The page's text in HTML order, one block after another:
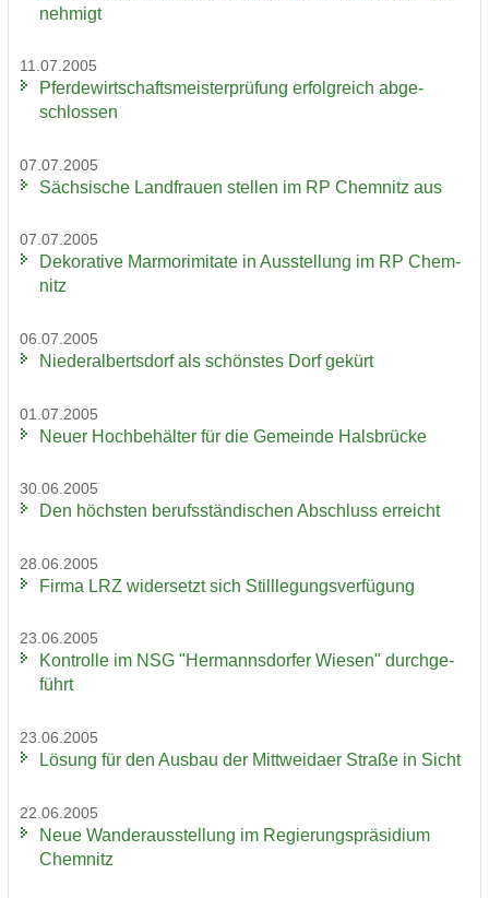
neh­migt
11.07.2005
Pfer­de­wirt­schafts­meis­ter­prü­fung er­folg­reich ab­ge­
schlos­sen
07.07.2005
Säch­si­sche Land­frau­en stel­len im RP Chem­nitz aus
07.07.2005
De­ko­ra­ti­ve Mar­mo­r­imi­ta­te in Aus­stel­lung im RP Chem­
nitz
06.07.2005
Nie­der­al­berts­dorf als schöns­tes Dorf ge­kürt
01.07.2005
Neuer Hoch­be­häl­ter für die Ge­mein­de Hals­brü­cke
30.06.2005
Den höchs­ten be­rufs­stän­di­schen Ab­schluss er­reicht
28.06.2005
Firma LRZ wi­der­setzt sich Still­le­gungs­ver­fü­gung
23.06.2005
Kon­trol­le im NSG "Her­manns­dor­fer Wie­sen" durch­ge­
führt
23.06.2005
Lö­sung für den Aus­bau der Mitt­wei­da­er Stra­ße in Sicht
22.06.2005
Neue Wan­der­aus­stel­lung im Re­gie­rungs­prä­si­di­um
Chem­nitz